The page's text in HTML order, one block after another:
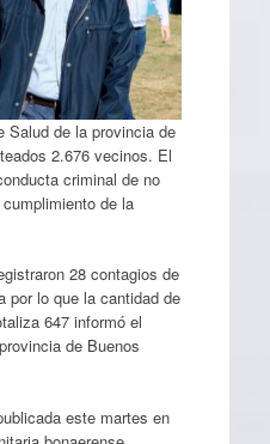
Salud de la provincia de
2.676 vecinos. El
criminal de no
de la
28 contagios de
por lo que la cantidad de
647 informó el
de Buenos
este martes en